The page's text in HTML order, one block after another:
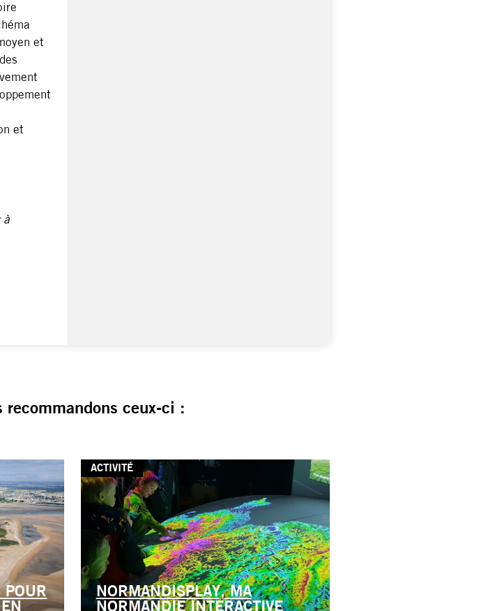
et
et
à
recommandons ceux-ci :
POUR
ACTIVITÉ
NORMANDISPLAY, MA
NORMANDIE INTERACTIVE